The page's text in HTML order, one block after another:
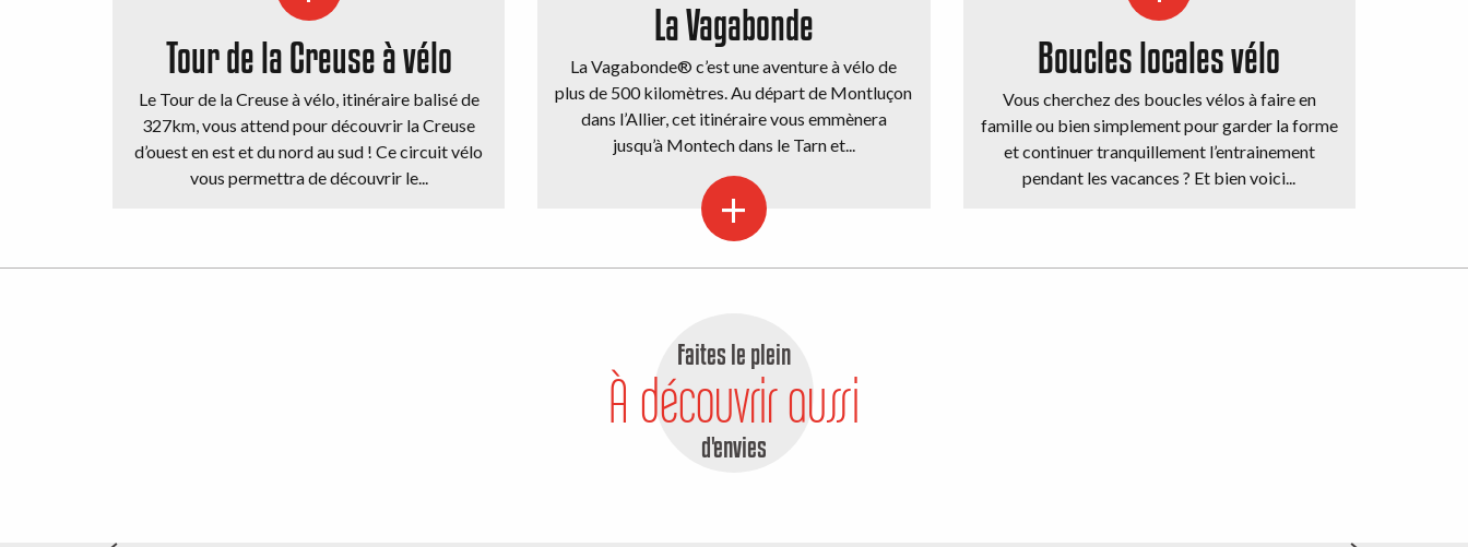
Tour de la Creuse à vélo
Le Tour de la Creuse à vélo, itinéraire balisé de
327km, vous attend pour découvrir la Creuse
d’ouest en est et du nord au sud ! Ce circuit vélo
vous permettra de découvrir le...
La Vagabonde
La Vagabonde® c’est une aventure à vélo de
plus de 500 kilomètres. Au départ de Montluçon
dans l’Allier, cet itinéraire vous emmènera
jusqu’à Montech dans le Tarn et...
Boucles locales vélo
Vous cherchez des boucles vélos à faire en
famille ou bien simplement pour garder la forme
et continuer tranquillement l’entrainement
pendant les vacances ? Et bien voici...
Faites le plein
À découvrir aussi
d'envies